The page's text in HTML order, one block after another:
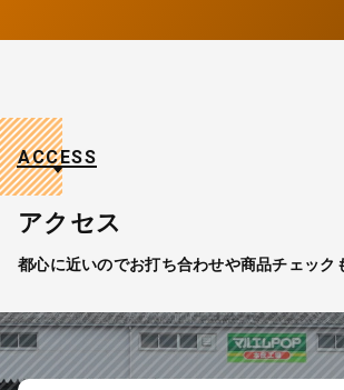
ACCESS
アクセス
都心に近いのでお打ち合わせや商品チェック